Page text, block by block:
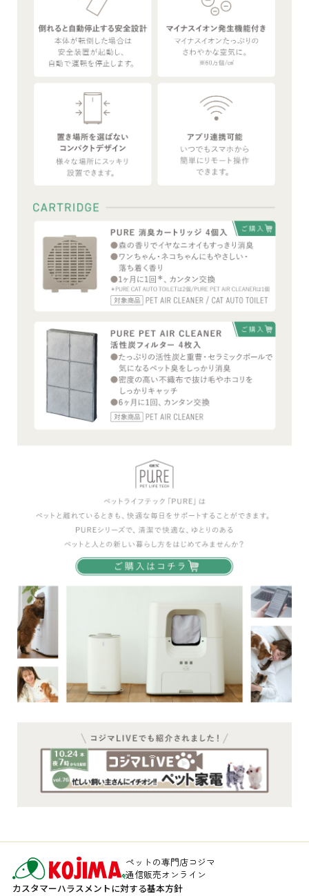
ペットの専門店コジマ
通信販売オンライン
カスタマーハラスメントに対する基本方針